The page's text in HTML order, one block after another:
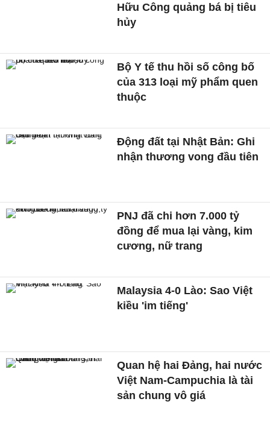
Hữu Công quảng bá bị tiêu
hủy
Bộ Y tế thu hồi số công bố
của 313 loại mỹ phẩm quen
thuộc
Động đất tại Nhật Bản: Ghi
nhận thương vong đầu tiên
PNJ đã chi hơn 7.000 tỷ
đồng để mua lại vàng, kim
cương, nữ trang
Malaysia 4-0 Lào: Sao Việt
kiều 'im tiếng'
Quan hệ hai Đảng, hai nước
Việt Nam-Campuchia là tài
sản chung vô giá ​